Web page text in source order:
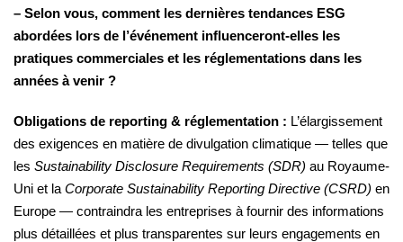
– Selon vous, comment les dernières tendances ESG
abordées lors de l’événement influenceront-elles les
pratiques commerciales et les réglementations dans les
années à venir ?
Obligations de reporting & réglementation : L’élargissement
des exigences en matière de divulgation climatique — telles que
les Sustainability Disclosure Requirements (SDR) au Royaume-
Uni et la Corporate Sustainability Reporting Directive (CSRD) en
Europe — contraindra les entreprises à fournir des informations
plus détaillées et plus transparentes sur leurs engagements en